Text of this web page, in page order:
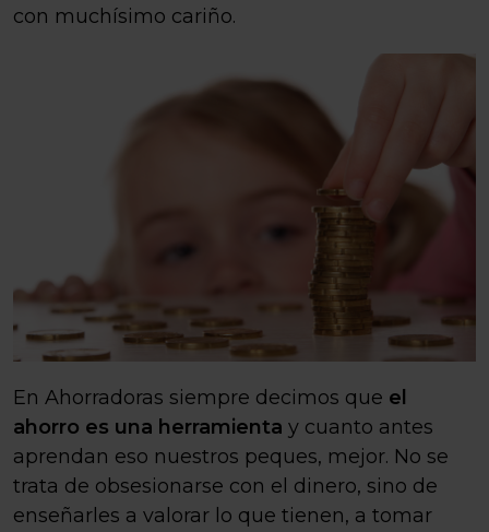
con muchísimo cariño.
En Ahorradoras siempre decimos que el
ahorro es una herramienta y cuanto antes
aprendan eso nuestros peques, mejor. No se
trata de obsesionarse con el dinero, sino de
enseñarles a valorar lo que tienen, a tomar